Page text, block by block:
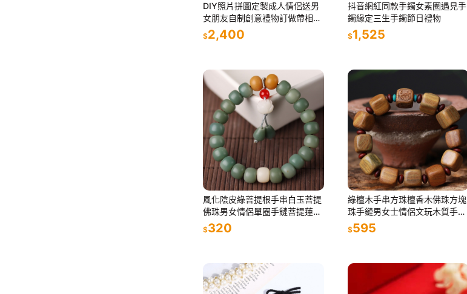
DIY照片拼圖定製成人情侶送男
女朋友自制創意禮物訂做帶相框
個性
$2,400
抖音網紅同款手鐲女素圈遇見手
鐲緣定三生手鐲節日禮物
$1,525
風化陰皮綠菩提根手串白玉菩提
佛珠男女情侶單圈手鏈菩提蓮花
配飾
$320
綠檀木手串方珠檀香木佛珠方塊
珠手鏈男女士情侶文玩木質手飾
禮物
$595